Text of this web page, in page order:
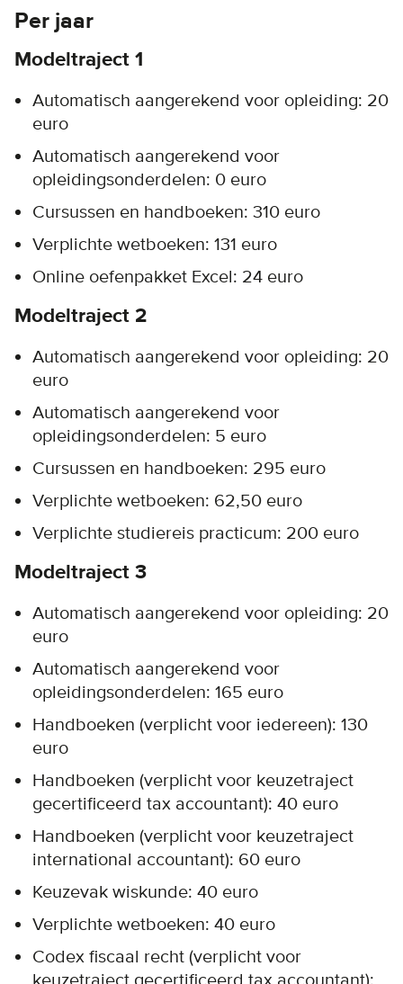
Per jaar
Modeltraject 1
Automatisch aangerekend voor opleiding: 20
euro
Automatisch aangerekend voor
opleidingsonderdelen: 0 euro
Cursussen en handboeken: 310 euro
Verplichte wetboeken: 131 euro
Online oefenpakket Excel: 24 euro
Modeltraject 2
Automatisch aangerekend voor opleiding: 20
euro
Automatisch aangerekend voor
opleidingsonderdelen: 5 euro
Cursussen en handboeken: 295 euro
Verplichte wetboeken: 62,50 euro
Verplichte studiereis practicum: 200 euro
Modeltraject 3
Automatisch aangerekend voor opleiding: 20
euro
Automatisch aangerekend voor
opleidingsonderdelen: 165 euro
Handboeken (verplicht voor iedereen): 130
euro
Handboeken (verplicht voor keuzetraject
gecertificeerd tax accountant): 40 euro
Handboeken (verplicht voor keuzetraject
international accountant): 60 euro
Keuzevak wiskunde: 40 euro
Verplichte wetboeken: 40 euro
Codex fiscaal recht (verplicht voor